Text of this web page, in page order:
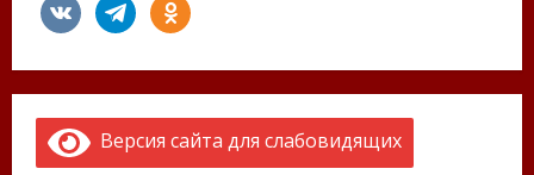
vkontaktetelegramodnoklassniki
Версия сайта для слабовидящих